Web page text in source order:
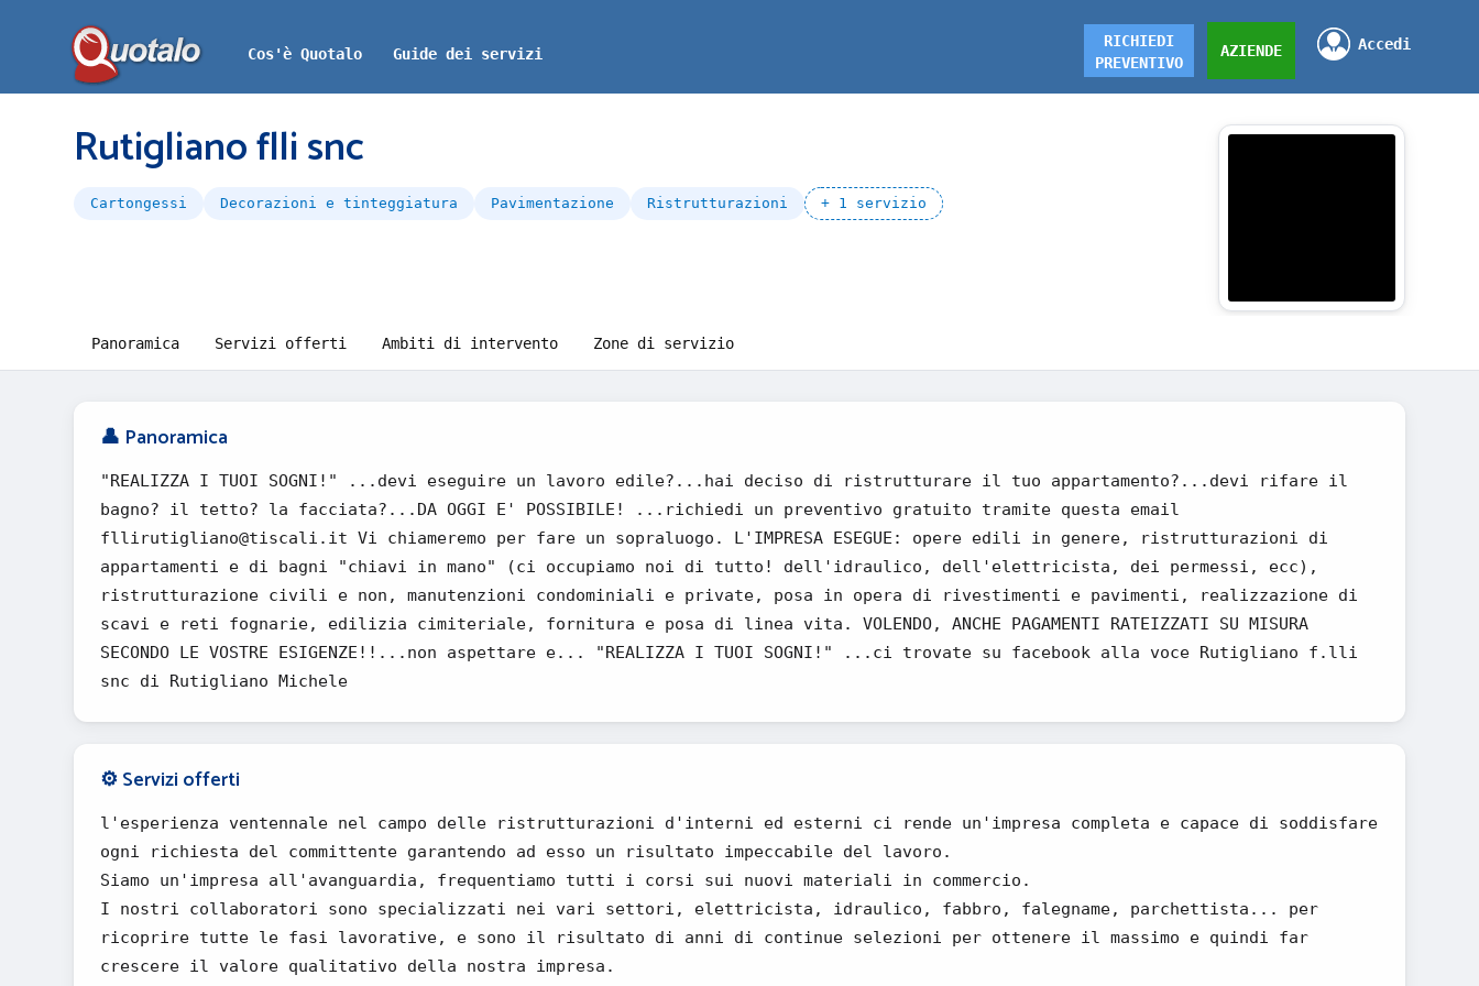
Cos'è Quotalo Guide dei servizi
Accedi
AZIENDE
RICHIEDI
PREVENTIVO
Rutigliano flli snc
Cartongessi Decorazioni e tinteggiatura Pavimentazione Ristrutturazioni + 1 servizio
Panoramica Servizi offerti Ambiti di intervento Zone di servizio
👤 Panoramica
"REALIZZA I TUOI SOGNI!" ...devi eseguire un lavoro edile?...hai deciso di ristrutturare il tuo appartamento?...devi rifare il
bagno? il tetto? la facciata?...DA OGGI E' POSSIBILE! ...richiedi un preventivo gratuito tramite questa email
fllirutigliano@tiscali.it Vi chiameremo per fare un sopraluogo. L'IMPRESA ESEGUE: opere edili in genere, ristrutturazioni di
appartamenti e di bagni "chiavi in mano" (ci occupiamo noi di tutto! dell'idraulico, dell'elettricista, dei permessi, ecc),
ristrutturazione civili e non, manutenzioni condominiali e private, posa in opera di rivestimenti e pavimenti, realizzazione di
scavi e reti fognarie, edilizia cimiteriale, fornitura e posa di linea vita. VOLENDO, ANCHE PAGAMENTI RATEIZZATI SU MISURA
SECONDO LE VOSTRE ESIGENZE!!...non aspettare e... "REALIZZA I TUOI SOGNI!" ...ci trovate su facebook alla voce Rutigliano f.lli
snc di Rutigliano Michele
⚙️ Servizi offerti
l'esperienza ventennale nel campo delle ristrutturazioni d'interni ed esterni ci rende un'impresa completa e capace di soddisfare
ogni richiesta del committente garantendo ad esso un risultato impeccabile del lavoro.
Siamo un'impresa all'avanguardia, frequentiamo tutti i corsi sui nuovi materiali in commercio.
I nostri collaboratori sono specializzati nei vari settori, elettricista, idraulico, fabbro, falegname, parchettista... per
ricoprire tutte le fasi lavorative, e sono il risultato di anni di continue selezioni per ottenere il massimo e quindi far
crescere il valore qualitativo della nostra impresa.